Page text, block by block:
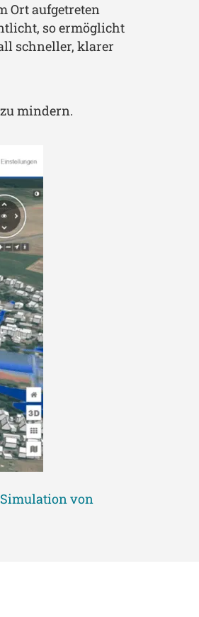
Ort aufgetreten
so ermöglicht
schneller, klarer
mindern.
von